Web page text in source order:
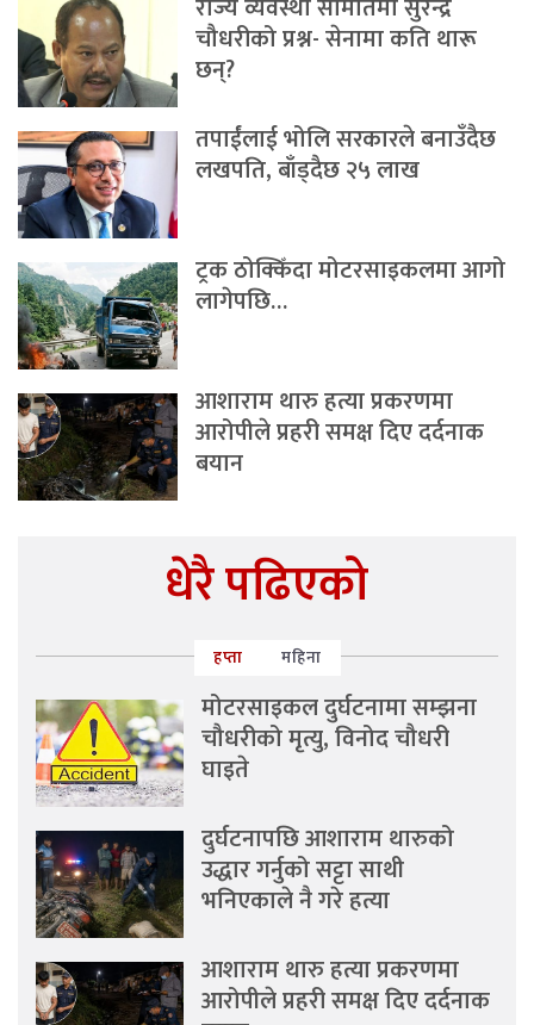
राज्य व्यवस्था समितिमा सुरेन्द्र
चौधरीको प्रश्न- सेनामा कति थारू
छन्?
तपाईंलाई भोलि सरकारले बनाउँदैछ
लखपति, बाँड्दैछ २५ लाख
ट्रक ठोक्किँदा मोटरसाइकलमा आगो
लागेपछि…
आशाराम थारु हत्या प्रकरणमा
आरोपीले प्रहरी समक्ष दिए दर्दनाक
बयान
धेरै पढिएको
हप्ता महिना
मोटरसाइकल दुर्घटनामा सम्झना
चौधरीको मृत्यु, विनोद चौधरी
घाइते
दुर्घटनापछि आशाराम थारुको
उद्धार गर्नुको सट्टा साथी
भनिएकाले नै गरे हत्या
आशाराम थारु हत्या प्रकरणमा
आरोपीले प्रहरी समक्ष दिए दर्दनाक